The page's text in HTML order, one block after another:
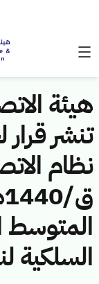
هيئة
تنشر
المتوسط
السلكية